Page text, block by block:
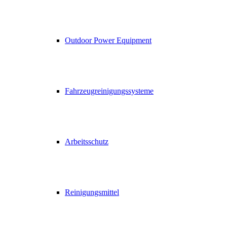
Outdoor Power Equipment
Fahrzeugreinigungssysteme
Arbeitsschutz
Reinigungsmittel